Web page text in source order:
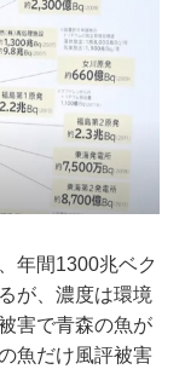
年間1300兆ベク
が、濃度は環境
害で青森の魚が
魚だけ風評被害